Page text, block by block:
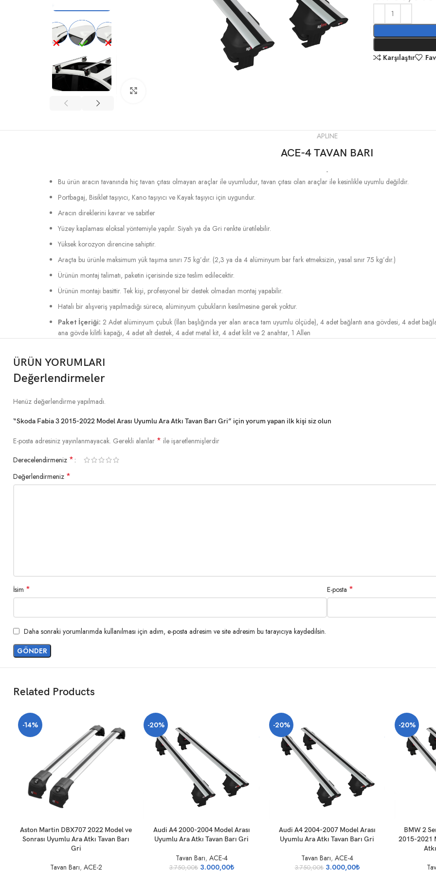
Karşılaştır
APLINE
ACE-4 TAVAN BARI
-
Bu ürün aracın tavanında hiç tavan çıtası olmayan araçlar ile uyumludur, tavan çıtası olan araçlar ile kesinlikle uyumlu değildir.
Portbagaj, Bisiklet taşıyıcı, Kano taşıyıcı ve Kayak taşıyıcı için uygundur.
Aracın direklerini kavrar ve sabitler
Yüzey kaplaması eloksal yöntemiyle yapılır. Siyah ya da Gri renkte üretilebilir.
Yüksek korozyon direncine sahiptir.
Araçta bu ürünle maksimum yük taşıma sınırı 75 kg’dır. (2,3 ya da 4 alüminyum bar fark etmeksizin, yasal sınır 75 kg’dır.)
Ürünün montaj talimatı, paketin içerisinde size teslim edilecektir.
Ürünün montajı basittir. Tek kişi, profesyonel bir destek olmadan montaj yapabilir.
Hatalı bir alışveriş yapılmadığı sürece, alüminyum çubukların kesilmesine gerek yoktur.
Paket İçeriği: 2 Adet alüminyum çubuk (İlan başlığında yer alan araca tam uyumlu ölçüde), 4 adet bağlantı ana gövdesi, 4 adet
ana gövde kilitli kapağı, 4 adet alt destek, 4 adet metal kit, 4 adet kilit ve 2 anahtar, 1 Allen
ÜRÜN YORUMLARI
Değerlendirmeler
Henüz değerlendirme yapılmadı.
“Skoda Fabia 3 2015-2022 Model Arası Uyumlu Ara Atkı Tavan Barı Gri” için yorum yapan ilk kişi siz olun
E-posta adresiniz yayınlanmayacak. Gerekli alanlar * ile işaretlenmişlerdir
Derecelendirmeniz *
Değerlendirmeniz *
İsim * E-posta *
Daha sonraki yorumlarımda kullanılması için adım, e-posta adresim ve site adresim bu tarayıcıya kaydedilsin.
Related Products
-14%
SEPETE EKLE
Aston Martin DBX707 2022 Model ve
Sonrası Uyumlu Ara Atkı Tavan Barı
Gri
Tavan Barı, ACE-2
-20%
SEPETE EKLE
Audi A4 2000-2004 Model Arası
Uyumlu Ara Atkı Tavan Barı Gri
Tavan Barı, ACE-4
3.750,00₺ 3.000,00₺
-20%
SEPETE EKLE
Audi A4 2004-2007 Model Arası
Uyumlu Ara Atkı Tavan Barı Gri
Tavan Barı, ACE-4
3.750,00₺ 3.000,00₺
-20%
SEPETE EKLE
BMW 2
2015-2021